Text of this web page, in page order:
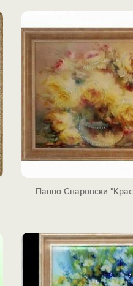
Панно Сваровски